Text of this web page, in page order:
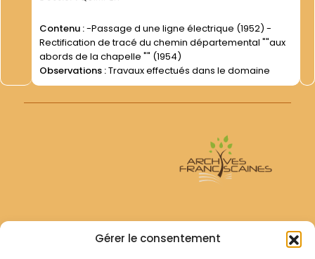
Gérer le consentement
Contenu :-Passage d une ligne électrique (1952) -
Rectification de tracé du chemin départemental ""aux
abords de la chapelle "" (1954)
Observations :Travaux effectués dans le domaine
Archives Franciscaines